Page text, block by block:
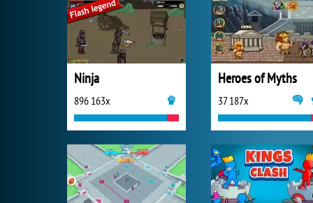
Ninja
896 163x
Heroes of Myths
37 187x